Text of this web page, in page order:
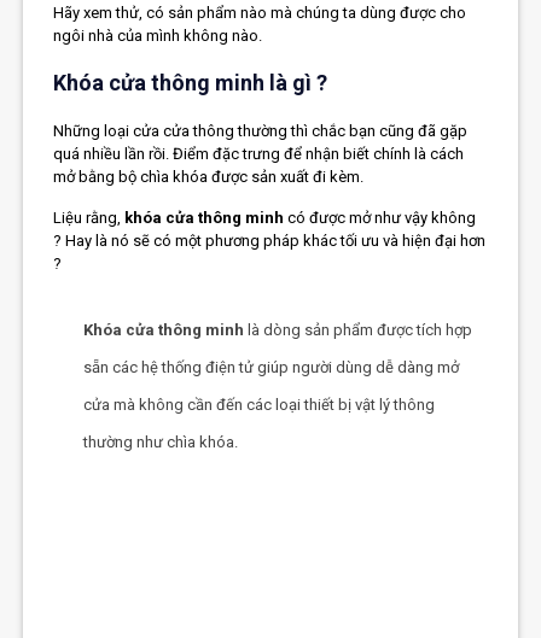
Hãy xem thử, có sản phẩm nào mà chúng ta dùng được cho
ngôi nhà của mình không nào.
Khóa cửa thông minh là gì ?
Những loại cửa cửa thông thường thì chắc bạn cũng đã gặp
quá nhiều lần rồi. Điểm đặc trưng để nhận biết chính là cách
mở bằng bộ chìa khóa được sản xuất đi kèm.
Liệu rằng, khóa cửa thông minh có được mở như vậy không
? Hay là nó sẽ có một phương pháp khác tối ưu và hiện đại hơn
?
Khóa cửa thông minh là dòng sản phẩm được tích hợp
sẵn các hệ thống điện tử giúp người dùng dễ dàng mở
cửa mà không cần đến các loại thiết bị vật lý thông
thường như chìa khóa.